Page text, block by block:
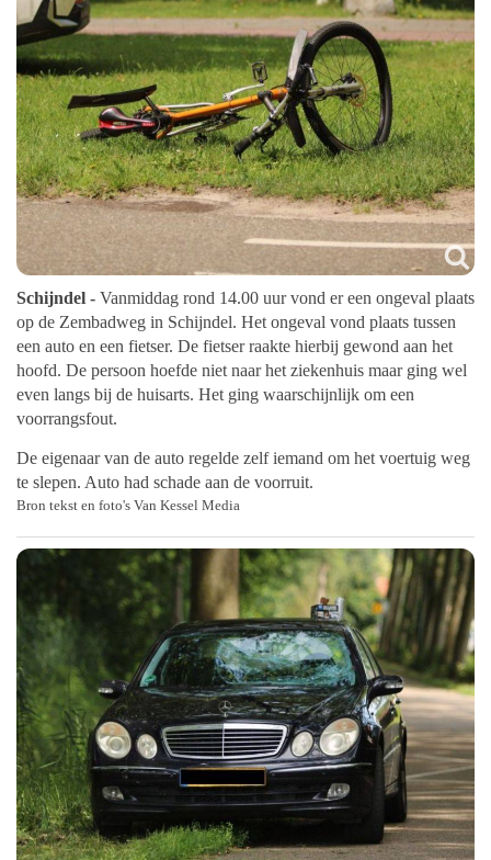
Schijndel - Vanmiddag rond 14.00 uur vond er een ongeval plaats
op de Zembadweg in Schijndel. Het ongeval vond plaats tussen
een auto en een fietser. De fietser raakte hierbij gewond aan het
hoofd. De persoon hoefde niet naar het ziekenhuis maar ging wel
even langs bij de huisarts. Het ging waarschijnlijk om een
voorrangsfout.
De eigenaar van de auto regelde zelf iemand om het voertuig weg
te slepen. Auto had schade aan de voorruit.
Bron tekst en foto's Van Kessel Media